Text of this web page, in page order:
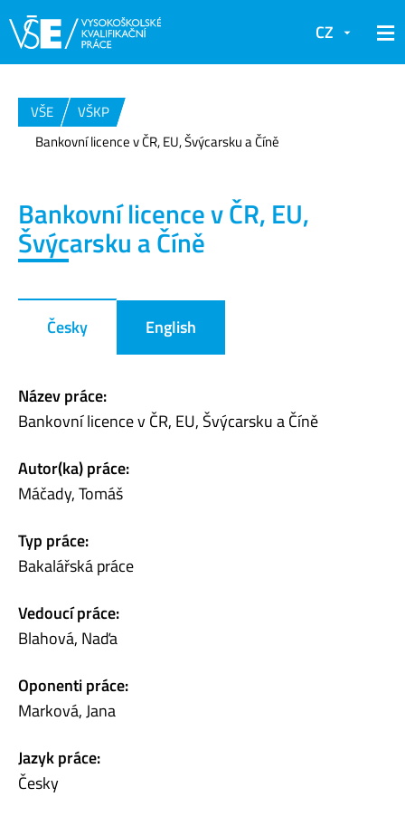
CZ
VŠE
VŠKP
Bankovní licence v ČR, EU, Švýcarsku a Číně
Bankovní licence v ČR, EU,
Švýcarsku a Číně
Česky English
Název práce:
Bankovní licence v ČR, EU, Švýcarsku a Číně
Autor(ka) práce:
Máčady, Tomáš
Typ práce:
Bakalářská práce
Vedoucí práce:
Blahová, Naďa
Oponenti práce:
Marková, Jana
Jazyk práce:
Česky